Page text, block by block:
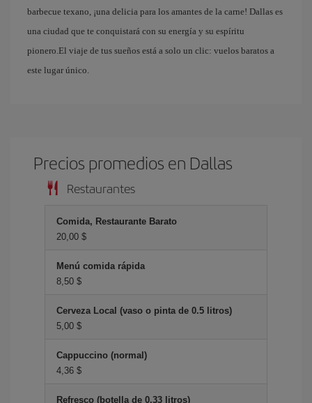
barbecue texano, ¡una delicia para los amantes de la carne! Dallas es
una ciudad que te conquistará con su energía y su espíritu
pionero.El viaje de tus sueños está a solo un clic: vuelos baratos a
este lugar único.
Precios promedios en Dallas
Restaurantes
Comida, Restaurante Barato
20,00 $
Menú comida rápida
8,50 $
Cerveza Local (vaso o pinta de 0.5 litros)
5,00 $
Cappuccino (normal)
4,36 $
Refresco (botella de 0.33 litros)